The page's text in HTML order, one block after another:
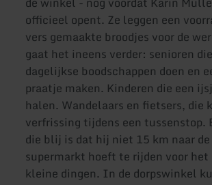
officieel opent. Ze leggen een
vers gemaakte broodjes voor de
gaat het ineens verder: senioren
dagelijkse boodschappen doen en
praatje maken. Kinderen die een
halen. Wandelaars en fietsers, die
verfrissing tijdens een tussenstop.
die blij is dat hij niet 15 km naar
supermarkt hoeft te rijden voor het
kleine dingen. In de dorpswinkel